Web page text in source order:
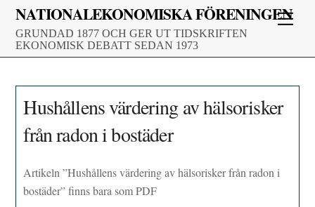
Skip
content
NATIONALEKONOMISKA FÖRENINGEN
GRUNDAD 1877 OCH GER UT TIDSKRIFTEN
EKONOMISK DEBATT SEDAN 1973
Hushållens värdering av hälsorisker
från radon i bostäder
Artikeln ”Hushållens värdering av hälsorisker från radon i
bostäder” finns bara som PDF